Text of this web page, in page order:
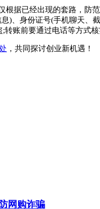
根据已经出现的套路，
)、身份证号(手机聊天、
账前要通过电话等方式
，共同探讨创业新机遇！
网购诈骗